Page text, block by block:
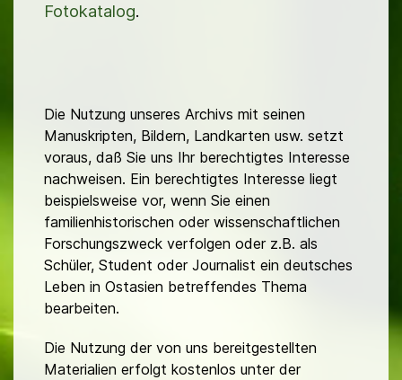
Fotokatalog.
Die Nutzung unseres Archivs mit seinen
Manuskripten, Bildern, Landkarten usw. setzt
voraus, daß Sie uns Ihr berechtigtes Interesse
nachweisen. Ein berechtigtes Interesse liegt
beispielsweise vor, wenn Sie einen
familienhistorischen oder wissenschaftlichen
Forschungszweck verfolgen oder z.B. als
Schüler, Student oder Journalist ein deutsches
Leben in Ostasien betreffendes Thema
bearbeiten.
Die Nutzung der von uns bereitgestellten
Materialien erfolgt kostenlos unter der